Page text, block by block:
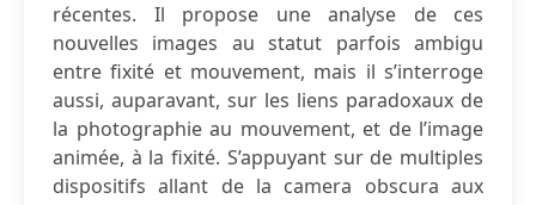
récentes. Il propose une analyse de ces
nouvelles images au statut parfois ambigu
entre fixité et mouvement, mais il s’interroge
aussi, auparavant, sur les liens paradoxaux de
la photographie au mouvement, et de l’image
animée, à la fixité. S’appuyant sur de multiples
dispositifs allant de la camera obscura aux